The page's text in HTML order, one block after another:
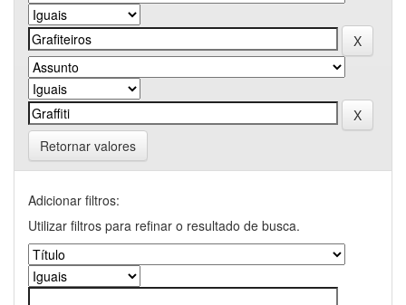
Retornar valores
Adicionar filtros:
Utilizar filtros para refinar o resultado de busca.